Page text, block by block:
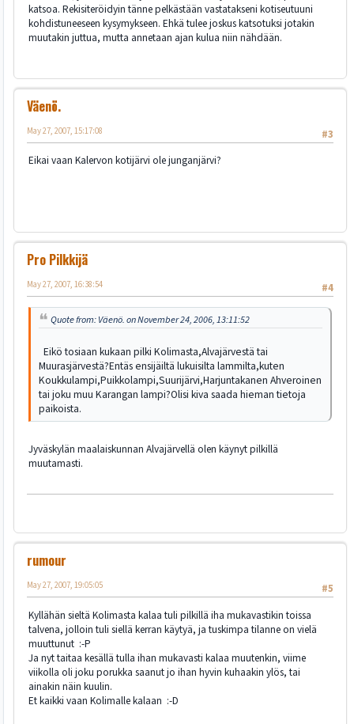
katsoa. Rekisiteröidyin tänne pelkästään vastatakseni kotiseutuuni
kohdistuneeseen kysymykseen. Ehkä tulee joskus katsotuksi jotakin
muutakin juttua, mutta annetaan ajan kulua niin nähdään.
Väenö.
#3
May 27, 2007, 15:17:08
Eikai vaan Kalervon kotijärvi ole junganjärvi?
Pro Pilkkijä
#4
May 27, 2007, 16:38:54
Quote from: Väenö. on November 24, 2006, 13:11:52
Eikö tosiaan kukaan pilki Kolimasta,Alvajärvestä tai
Muurasjärvestä?Entäs ensijäiltä lukuisilta lammilta,kuten
Koukkulampi,Puikkolampi,Suurijärvi,Harjuntakanen Ahveroinen
tai joku muu Karangan lampi?Olisi kiva saada hieman tietoja
paikoista.
Jyväskylän maalaiskunnan Alvajärvellä olen käynyt pilkillä
muutamasti.
rumour
#5
May 27, 2007, 19:05:05
Kyllähän sieltä Kolimasta kalaa tuli pilkillä iha mukavastikin toissa
talvena, jolloin tuli siellä kerran käytyä, ja tuskimpa tilanne on vielä
muuttunut :-P
Ja nyt taitaa kesällä tulla ihan mukavasti kalaa muutenkin, viime
viikolla oli joku porukka saanut jo ihan hyvin kuhaakin ylös, tai
ainakin näin kuulin.
Et kaikki vaan Kolimalle kalaan :-D